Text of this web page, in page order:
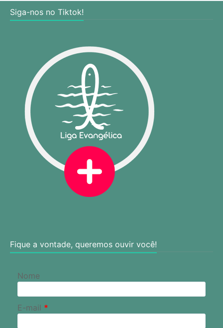
Siga-nos no Tiktok!
Fique a vontade, queremos ouvir você!
Nome
E-mail *